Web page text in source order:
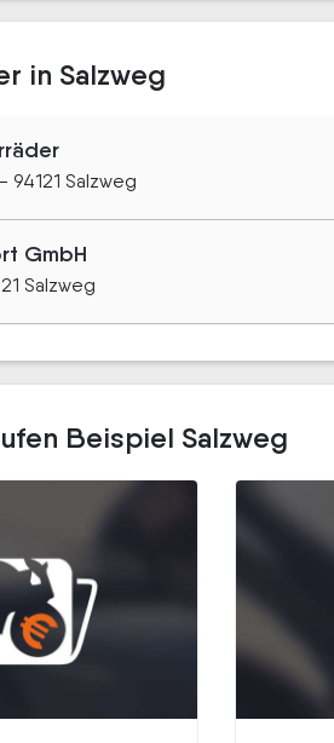
in Salzweg
94121 Salzweg
GmbH
Salzweg
Beispiel Salzweg